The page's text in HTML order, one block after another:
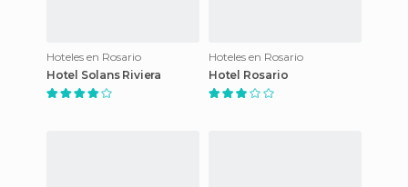
Hoteles en Rosario
Hotel Solans Riviera
Hoteles en Rosario
Hotel Rosario